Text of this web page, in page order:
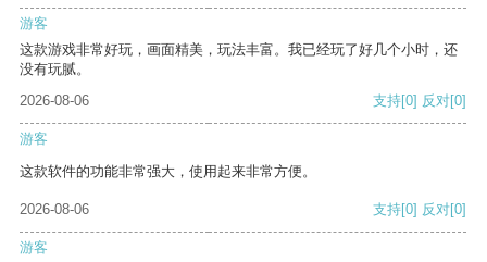
游客
这款游戏非常好玩，画面精美，玩法丰富。我已经玩了好几个小时，还
没有玩腻。
2026-08-06
支持[0] 反对[0]
游客
这款软件的功能非常强大，使用起来非常方便。
2026-08-06 支持[0] 反对[0]
游客